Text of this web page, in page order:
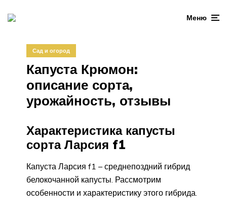
Меню
Сад и огород
Капуста Крюмон:
описание сорта,
урожайность, отзывы
Характеристика капусты
сорта Ларсия f1
Капуста Ларсия f1 – среднепоздний гибрид
белокочанной капусты. Рассмотрим
особенности и характеристику этого гибрида.